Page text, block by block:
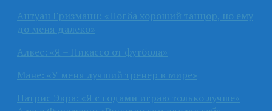
Антуан Гризманн: «Погба хороший танцор, но ему
до меня далеко»
Алвес: «Я – Пикассо от футбола»
Мане: «У меня лучший тренер в мире»
Патрис Эвра: «Я с годами играю только лучше»